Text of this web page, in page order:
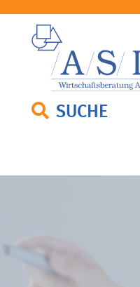
SUCHE